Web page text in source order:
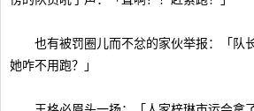
也有被罚圈儿而不忿的家伙举报：「队长
她咋不用跑？」